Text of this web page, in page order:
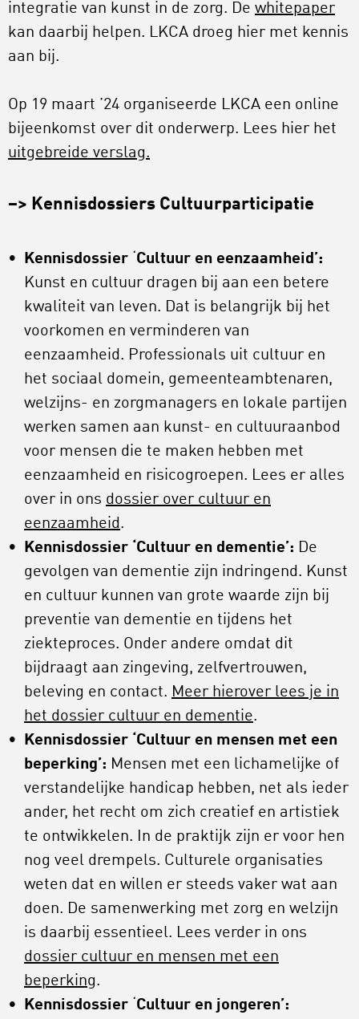
integratie van kunst in de zorg. De whitepaper
kan daarbij helpen. LKCA droeg hier met kennis
aan bij.
Op 19 maart ’24 organiseerde LKCA een online
bijeenkomst over dit onderwerp. Lees hier het
uitgebreide verslag.
–> Kennisdossiers Cultuurparticipatie
Kennisdossier Cultuur en eenzaamheid’:
Kunst en cultuur dragen bij aan een betere
kwaliteit van leven. Dat is belangrijk bij het
voorkomen en verminderen van
eenzaamheid. Professionals uit cultuur en
het sociaal domein, gemeenteambtenaren,
welzijns- en zorgmanagers en lokale partijen
werken samen aan kunst- en cultuuraanbod
voor mensen die te maken hebben met
eenzaamheid en risicogroepen. Lees er alles
over in ons dossier over cultuur en
eenzaamheid.
Kennisdossier ‘Cultuur en dementie’: De
gevolgen van dementie zijn indringend. Kunst
en cultuur kunnen van grote waarde zijn bij
preventie van dementie en tijdens het
ziekteproces. Onder andere omdat dit
bijdraagt aan zingeving, zelfvertrouwen,
beleving en contact. Meer hierover lees je in
het dossier cultuur en dementie.
Kennisdossier ‘Cultuur en mensen met een
beperking’: Mensen met een lichamelijke of
verstandelijke handicap hebben, net als ieder
ander, het recht om zich creatief en artistiek
te ontwikkelen. In de praktijk zijn er voor hen
nog veel drempels. Culturele organisaties
weten dat en willen er steeds vaker wat aan
doen. De samenwerking met zorg en welzijn
is daarbij essentieel. Lees verder in ons
dossier cultuur en mensen met een
beperking.
Kennisdossier Cultuur en jongeren’: